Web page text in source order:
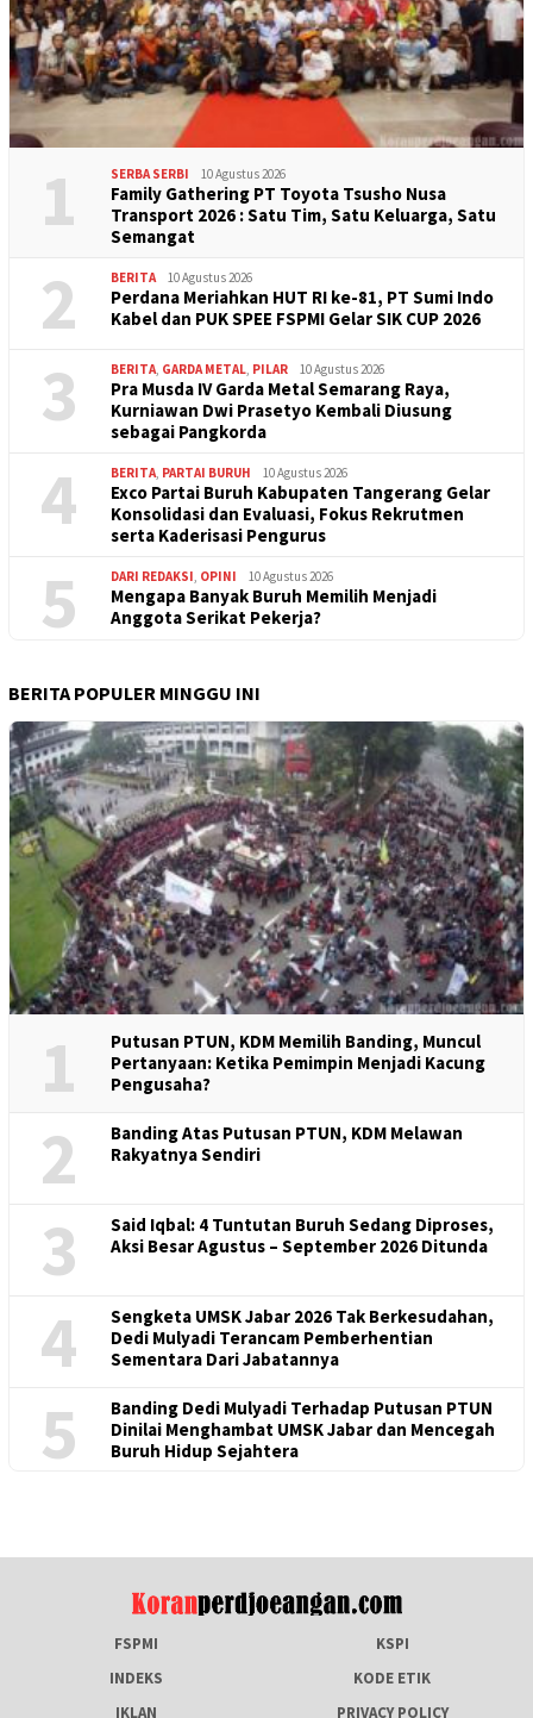
1 SERBA SERBI 10 Agustus 2026
Family Gathering PT Toyota Tsusho Nusa
Transport 2026 : Satu Tim, Satu Keluarga, Satu
Semangat
2 BERITA 10 Agustus 2026
Perdana Meriahkan HUT RI ke-81, PT Sumi Indo
Kabel dan PUK SPEE FSPMI Gelar SIK CUP 2026
3 BERITA, GARDA METAL, PILAR 10 Agustus 2026
Pra Musda IV Garda Metal Semarang Raya,
Kurniawan Dwi Prasetyo Kembali Diusung
sebagai Pangkorda
4 BERITA, PARTAI BURUH 10 Agustus 2026
Exco Partai Buruh Kabupaten Tangerang Gelar
Konsolidasi dan Evaluasi, Fokus Rekrutmen
serta Kaderisasi Pengurus
5 DARI REDAKSI, OPINI 10 Agustus 2026
Mengapa Banyak Buruh Memilih Menjadi
Anggota Serikat Pekerja?
BERITA POPULER MINGGU INI
1
Putusan PTUN, KDM Memilih Banding, Muncul
Pertanyaan: Ketika Pemimpin Menjadi Kacung
Pengusaha?
2
Banding Atas Putusan PTUN, KDM Melawan
Rakyatnya Sendiri
3
Said Iqbal: 4 Tuntutan Buruh Sedang Diproses,
Aksi Besar Agustus – September 2026 Ditunda
4
Sengketa UMSK Jabar 2026 Tak Berkesudahan,
Dedi Mulyadi Terancam Pemberhentian
Sementara Dari Jabatannya
5
Banding Dedi Mulyadi Terhadap Putusan PTUN
Dinilai Menghambat UMSK Jabar dan Mencegah
Buruh Hidup Sejahtera
FSPMI
KSPI
INDEKS
KODE ETIK
IKLAN
PRIVACY POLICY